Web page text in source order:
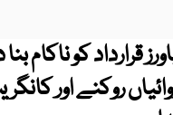
قرارداد کو ناکام
روکنے اور